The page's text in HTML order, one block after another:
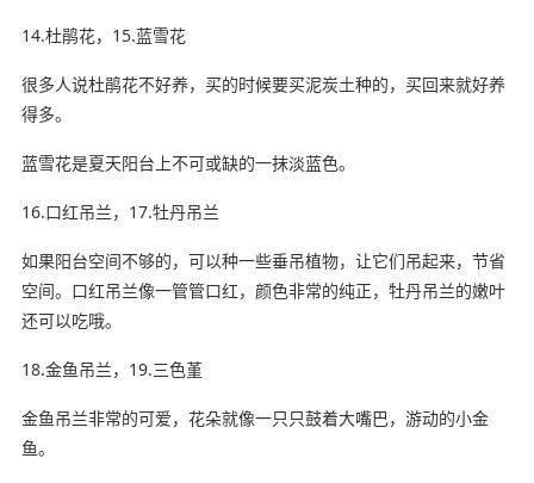
14.杜鹃花，15.蓝雪花
很多人说杜鹃花不好养，买的时候要买泥炭土种的，买回来就好养
得多。
蓝雪花是夏天阳台上不可或缺的一抹淡蓝色。
16.口红吊兰，17.牡丹吊兰
如果阳台空间不够的，可以种一些垂吊植物，让它们吊起来，节省
空间。口红吊兰像一管管口红，颜色非常的纯正，牡丹吊兰的嫩叶
还可以吃哦。
18.金鱼吊兰，19.三色堇
金鱼吊兰非常的可爱，花朵就像一只只鼓着大嘴巴，游动的小金
鱼。